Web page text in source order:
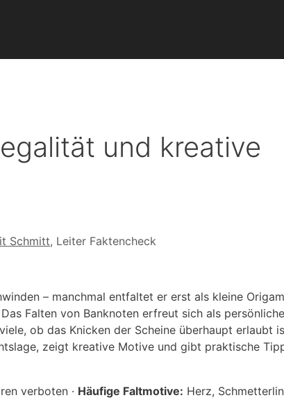
und kreative
Schmitt, Leiter Faktencheck
– manchmal entfaltet er erst als kleine
Falten von Banknoten erfreut sich als persönliche
ob das Knicken der Scheine überhaupt erlaubt
zeigt kreative Motive und gibt praktische
verboten · Häufige Faltmotive: Herz,